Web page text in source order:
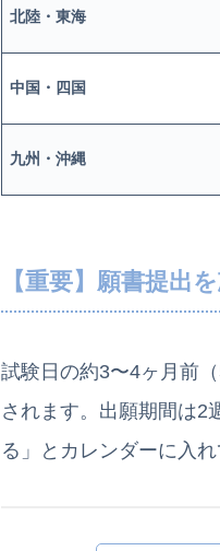
北陸・東海
中国・四国
九州・沖縄
【重要】願書提出
試験日の約3〜4ヶ月前
されます。出願期間は2
る」とカレンダーに入れ